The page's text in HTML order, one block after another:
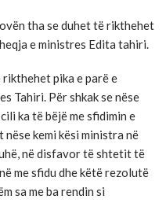
tha se duhet të rikthehet
e ministres Edita tahiri.
pika e parë e
Tahiri. Për shkak se nëse
ka të bëjë me sfidimin e
kemi kësi ministra në
në disfavor të shtetit të
me sfidu dhe këtë rezolutë
sa me ba rendin si